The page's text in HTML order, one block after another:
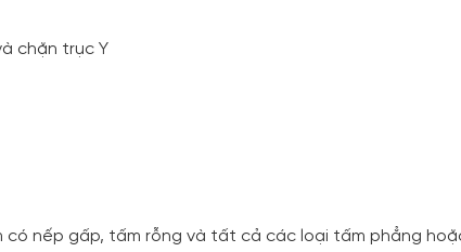
chặn trục Y
có nếp gấp, tấm rỗng và tất cả các loại tấm phẳng